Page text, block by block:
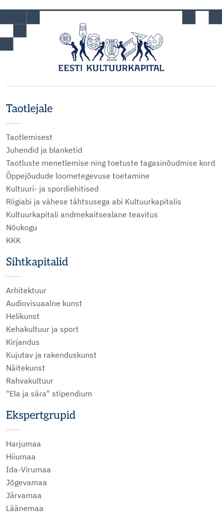
Taotlejale
Taotlemisest
Juhendid ja blanketid
Taotluste menetlemise ning toetuste tagasinõudmise kord
Õppejõudude loometegevuse toetamine
Kultuuri- ja spordiehitised
Riigiabi ja vähese tähtsusega abi Kultuurkapitalis
Kultuurkapitali andmekaitsealane teavitus
Nõukogu
KKK
Sihtkapitalid
Arhitektuur
Audiovisuaalne kunst
Helikunst
Kehakultuur ja sport
Kirjandus
Kujutav ja rakenduskunst
Näitekunst
Rahvakultuur
"Ela ja sära" stipendium
Ekspertgrupid
Harjumaa
Hiiumaa
Ida-Virumaa
Jõgevamaa
Järvamaa
Läänemaa